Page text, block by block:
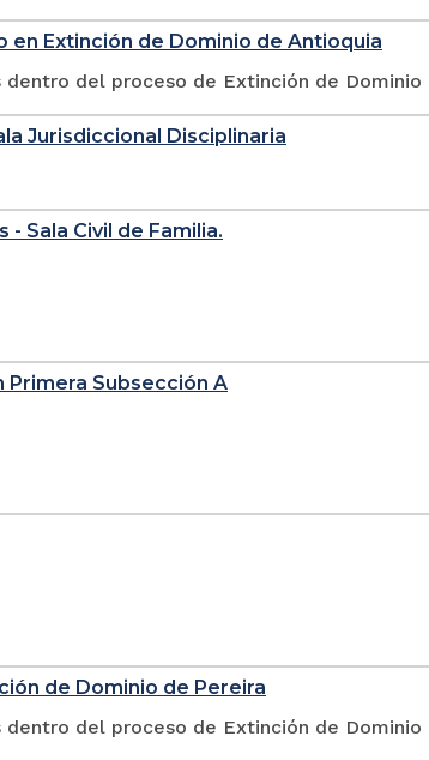
en Extinción de Dominio de Antioquia
del proceso de Extinción de Dominio
Jurisdiccional Disciplinaria
Sala Civil de Familia.
Subsección A
de Dominio de Pereira
del proceso de Extinción de Dominio